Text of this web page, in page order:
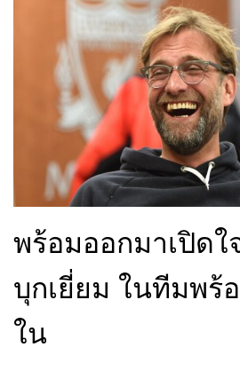
พร้อมออกมาเปิด
บุกเยี่ยม ในทีมพร้
ใน